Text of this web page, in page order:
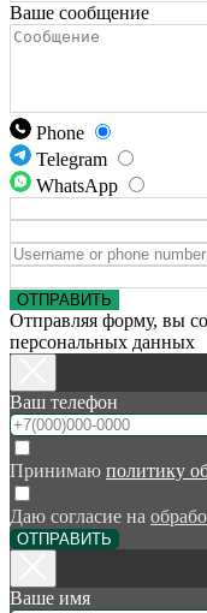
Ваше сообщение
Phone
Telegram
WhatsApp
ОТПРАВИТЬ
Отправляя форму, вы
персональных данных
Ваш телефон
Принимаю политику
Даю согласие на
ОТПРАВИТЬ
Ваше имя